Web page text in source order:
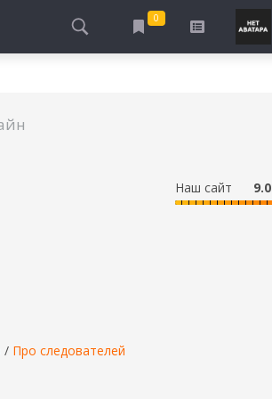
ПРО ШКОЛУ, ПОДРОСТКОВ
0
Наш сайт 9.0
/ Про следователей